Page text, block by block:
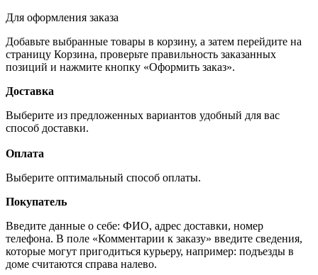
Для оформления заказа
Добавьте выбранные товары в корзину, а затем перейдите на
страницу Корзина, проверьте правильность заказанных
позиций и нажмите кнопку «Оформить заказ».
Доставка
Выберите из предложенных вариантов удобный для вас
способ доставки.
Оплата
Выберите оптимальный способ оплаты.
Покупатель
Введите данные о себе: ФИО, адрес доставки, номер
телефона. В поле «Комментарии к заказу» введите сведения,
которые могут пригодиться курьеру, например: подъезды в
доме считаются справа налево.